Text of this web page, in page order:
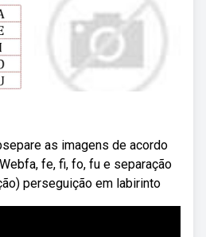
as imagens de acordo
fe, fi, fo, fu e separação
perseguição em labirinto